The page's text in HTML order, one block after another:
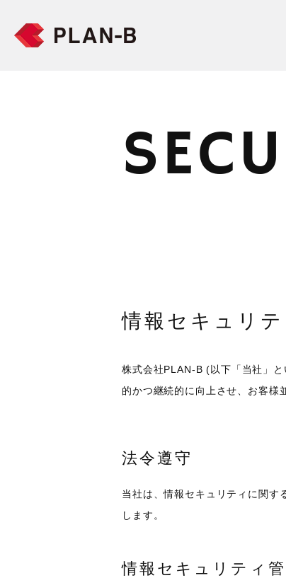
情報セキュリ
株式会社PLAN-B (以下「当社」
的かつ継続的に向上させ、お客様
法令遵守
当社は、情報セキュリティに関す
します。
情報セキュリティ管